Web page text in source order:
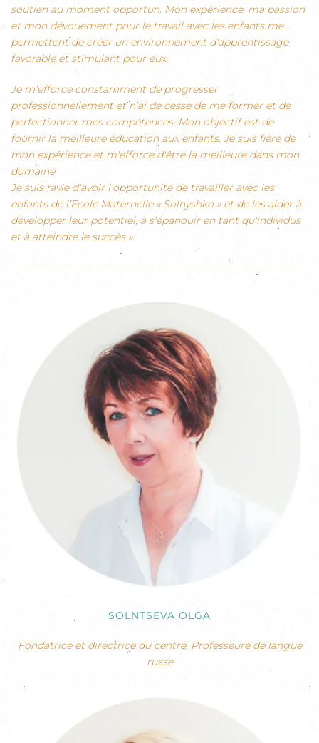
soutien au moment opportun. Mon expérience, ma passion
et mon dévouement pour le travail avec les enfants me
permettent de créer un environnement d'apprentissage
favorable et stimulant pour eux.
Je m'efforce constamment de progresser
professionnellement et n’ai de cesse de me former et de
perfectionner mes compétences. Mon objectif est de
fournir la meilleure éducation aux enfants. Je suis fière de
mon expérience et m'efforce d'être la meilleure dans mon
domaine.
Je suis ravie d'avoir l'opportunité de travailler avec les
enfants de l’Ecole Maternelle « Solnyshko » et de les aider à
développer leur potentiel, à s'épanouir en tant qu'individus
et à atteindre le succès ».
SOLNTSEVA OLGA
Fondatrice et directrice du centre. Professeure de langue
russe